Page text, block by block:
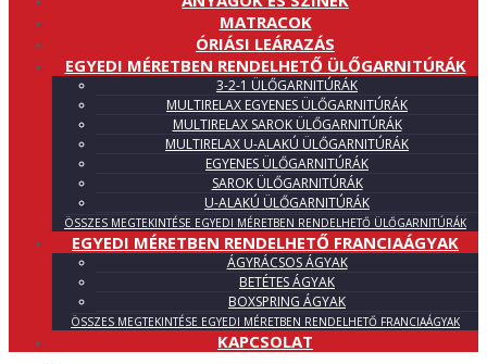
MATRACOK
ÓRIÁSI LEÁRAZÁS
EGYEDI MÉRETBEN RENDELHETŐ ÜLŐGARNITÚRÁK
3-2-1 ÜLŐGARNITÚRÁK
MULTIRELAX EGYENES ÜLŐGARNITÚRÁK
MULTIRELAX SAROK ÜLŐGARNITÚRÁK
MULTIRELAX U-ALAKÚ ÜLŐGARNITÚRÁK
EGYENES ÜLŐGARNITÚRÁK
SAROK ÜLŐGARNITÚRÁK
U-ALAKÚ ÜLŐGARNITÚRÁK
ÖSSZES MEGTEKINTÉSE EGYEDI MÉRETBEN RENDELHETŐ ÜLŐGARNITÚRÁK
EGYEDI MÉRETBEN RENDELHETŐ FRANCIAÁGYAK
ÁGYRÁCSOS ÁGYAK
BETÉTES ÁGYAK
BOXSPRING ÁGYAK
ÖSSZES MEGTEKINTÉSE EGYEDI MÉRETBEN RENDELHETŐ FRANCIAÁGYAK
KAPCSOLAT